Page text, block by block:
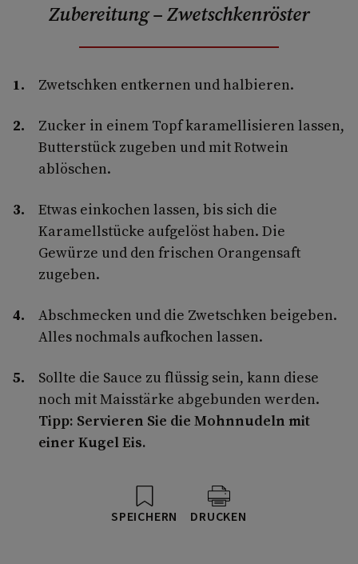
Zubereitung – Zwetschkenröster
Zwetschken entkernen und halbieren.
Zucker in einem Topf karamellisieren lassen,
Butterstück zugeben und mit Rotwein
ablöschen.
Etwas einkochen lassen, bis sich die
Karamellstücke aufgelöst haben. Die
Gewürze und den frischen Orangensaft
zugeben.
Abschmecken und die Zwetschken beigeben.
Alles nochmals aufkochen lassen.
Sollte die Sauce zu flüssig sein, kann diese
noch mit Maisstärke abgebunden werden.
Tipp: Servieren Sie die Mohnnudeln mit
einer Kugel Eis.
SPEICHERN DRUCKEN